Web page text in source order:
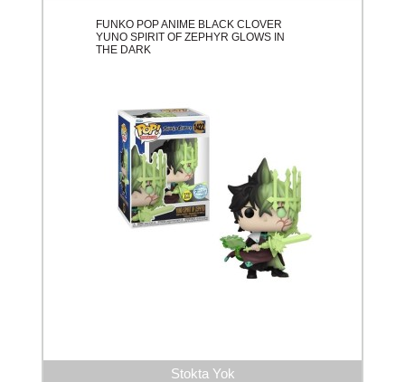
Stokta Yok
FUNKO POP ANIME BLACK CLOVER
YUNO SPIRIT OF ZEPHYR GLOWS IN
THE DARK